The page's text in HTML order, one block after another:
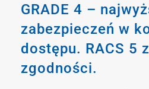
GRADE 4 –
zabezpieczeń w
dostępu. RACS 5
zgodności.